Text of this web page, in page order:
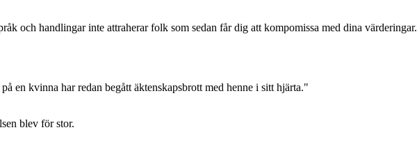
och handlingar inte attraherar folk som sedan får dig att kompomissa med dina värderingar.
en kvinna har redan begått äktenskapsbrott med henne i sitt hjärta."
blev för stor.